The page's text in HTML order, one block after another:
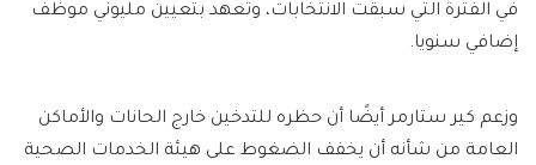
في الفترة التي سبقت الانتخابات، وتعهد بتعيين مليوني موظف
إضافي سنويا.
وزعم كير ستارمر أيضًا أن حظره للتدخين خارج الحانات والأماكن
العامة من شأنه أن يخفف الضغوط على هيئة الخدمات الصحية